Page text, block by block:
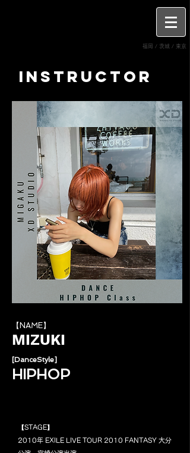
福岡 / 茨城 / 東京
INSTRUCTOR
【NAME】
MIZUKI
[DanceStyle]
HIPHOP
【STAGE】
2010年 EXILE LIVE TOUR 2010 FANTASY 大分